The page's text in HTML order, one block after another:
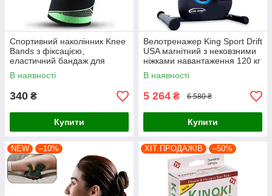
Спортивний наколінник Knee
Bands з фіксацією,
еластичний бандаж для
коліна на липучках
В наявності
340 ₴
Купити
Велотренажер King Sport Drift
USA магнітний з нековзними
ніжками навантаження 120 кг
В наявності
5 264 ₴ 6 580 ₴
Купити
NEW –10% ХІТ ПРОДАЖІВ –50%